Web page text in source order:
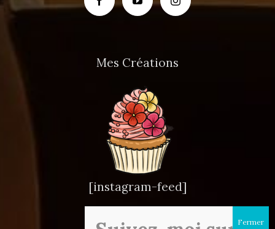
Mes Créations
[instagram-feed]